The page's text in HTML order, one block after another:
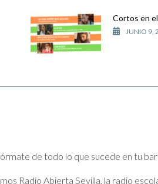
Cortos en
JUNIO 9,
de todo lo que sucede en tu
Radio Abierta Sevilla, la radio